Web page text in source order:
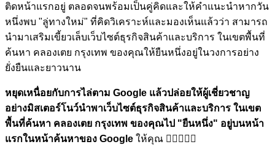
ติดหน้าแรกอยู่ ตลอดจนพร้อมเป็นคู่คิดและให้คำแนะนำหากวัน
หนึ่งพบ "ลู่ทางใหม่" ที่คิดวิเคราะห์และมองเห็นแล้วว่า สามารถ
นำมาเสริมเขี้ยวเล็บเว็บไซต์ธุรกิจสินค้าและบริการ ในเขตพื้นที่
ค้นหา คลองเตย กรุงเทพ ของคุณให้ยืนหนึ่งอยู่ในวงการอย่าง
ยั่งยืนและยาวนาน
หยุดเหนื่อยกับการไล่ตาม Google แล้วปล่อยให้ผู้เชี่ยวชาญ
อย่างมิสเตอร์โนว์นำพาเว็บไซต์ธุรกิจสินค้าและบริการ ในเขต
พื้นที่ค้นหา คลองเตย กรุงเทพ ของคุณไป "ยืนหนึ่ง" อยู่บนหน้า
แรกในหน้าค้นหาของ Google ให้คุณ 🏋🏼💪🏼🎉